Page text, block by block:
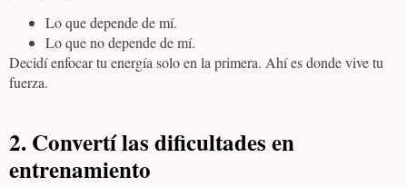
Lo que depende de mí.
Lo que no depende de mí.
Decidí enfocar tu energía solo en la primera. Ahí es donde vive tu
fuerza.
2.Convertí las dificultades en
entrenamiento